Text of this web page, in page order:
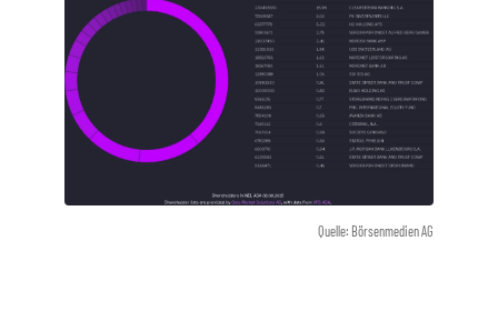
Quelle: Börsenmedien AG